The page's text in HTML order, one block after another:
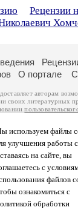
Рецензии
используем файлы
улучшения работы
на сайте, вы
с
файлов
ознакомиться с
обработки
О портале
авторам
своих литературных
произведения
. Перепечатка
автора, к которому вы
странице.
несут
и
Политики
более
портала Проза.ру –